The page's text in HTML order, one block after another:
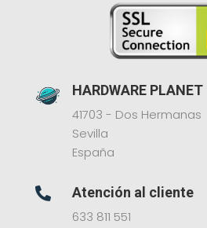
HARDWARE PLANET
41703 - Dos Hermanas
Sevilla
España

Atención al cliente
633 811 551